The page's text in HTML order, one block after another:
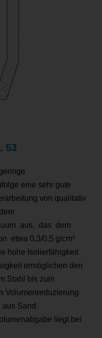
53
eine sehr gute
von qualitativ
aus, das dem
etwa 0,3/0,5 g/cm³
hohe Isolierfähigkeit
ermöglichen den
Stahl bis zum
Volumenreduzierung
aus Sand.
liegt bei